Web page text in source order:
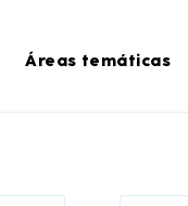
Áreas temáticas